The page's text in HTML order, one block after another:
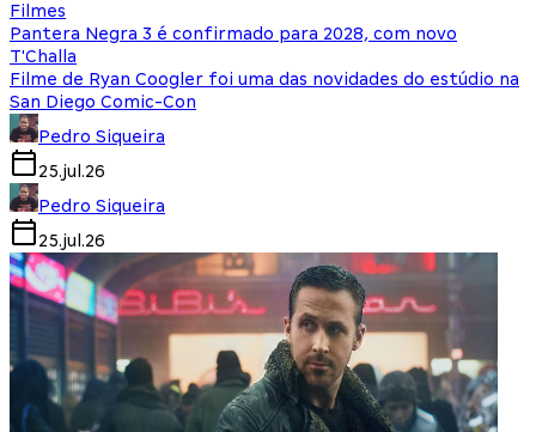
Filmes
Pantera Negra 3 é confirmado para 2028, com novo
T'Challa
Filme de Ryan Coogler foi uma das novidades do estúdio na
San Diego Comic-Con
Pedro Siqueira
25.jul.26
Pedro Siqueira
25.jul.26